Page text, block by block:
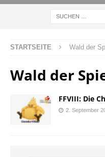
STARTSEITE Wald der
Wald der
FFVIII: Die
2. September